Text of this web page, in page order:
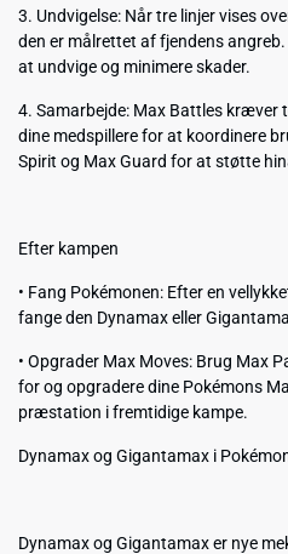
3. Undvigelse: Når tre linjer vises
den er målrettet af fjendens
at undvige og minimere skader.
4. Samarbejde: Max Battles kræver
dine medspillere for at koordinere
Spirit og Max Guard for at støtte
Efter kampen
• Fang Pokémonen: Efter en
fange den Dynamax eller
• Opgrader Max Moves: Brug Max
for og opgradere dine Pokémons
præstation i fremtidige kampe.
Dynamax og Gigantamax i
Dynamax og Gigantamax er nye